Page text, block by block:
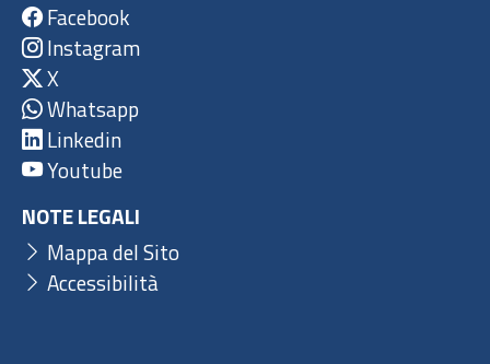
Facebook
Instagram
X
Whatsapp
Linkedin
Youtube
NOTE LEGALI
Mappa del Sito
Accessibilità